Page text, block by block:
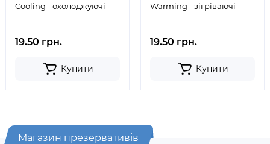
Cooling - охолоджуючі
19.50 грн.
Купити
Warming - зігріваючі
19.50 грн.
Купити
Магазин презервативів